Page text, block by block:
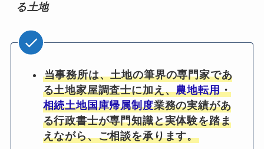
る土地
当事務所は、土地の筆界の専門家であ
る土地家屋調査士に加え、農地転用・
相続土地国庫帰属制度業務の実績があ
る行政書士が専門知識と実体験を踏ま
えながら、ご相談を承ります。